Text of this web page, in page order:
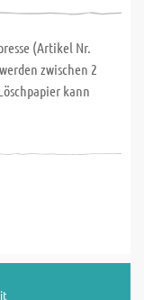
(Artikel Nr.
zwischen 2
kann